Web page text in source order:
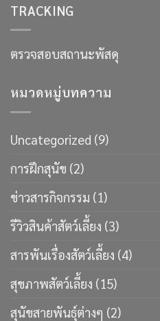
TRACKING
ตรวจสอบสถานะพัสดุ
หมวดหมู่บทความ
Uncategorized (9)
การฝึกสุนัข (2)
ข่าวสารกิจกรรม (1)
รีวิวสินค้าสัตว์เลี้ยง (3)
สารพันเรื่องสัตว์เลี้ยง (4)
สุขภาพสัตว์เลี้ยง (15)
สุนัขสายพันธ์ุต่างๆ (2)